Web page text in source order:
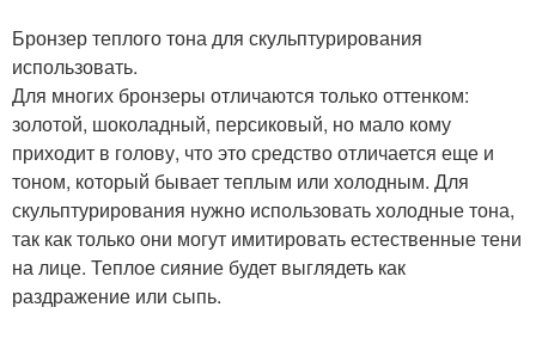
Бронзер теплого тона для скульптурирования
использовать.
Для многих бронзеры отличаются только оттенком:
золотой, шоколадный, персиковый, но мало кому
приходит в голову, что это средство отличается еще и
тоном, который бывает теплым или холодным. Для
скульптурирования нужно использовать холодные тона,
так как только они могут имитировать естественные тени
на лице. Теплое сияние будет выглядеть как
раздражение или сыпь.